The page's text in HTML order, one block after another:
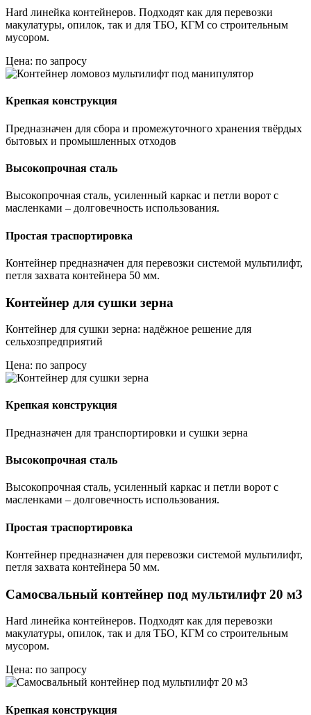
Hard линейка контейнеров. Подходят как для перевозки
макулатуры, опилок, так и для ТБО, КГМ со строительным
мусором.
Цена: по запросу
Крепкая конструкция
Предназначен для сбора и промежуточного хранения твёрдых
бытовых и промышленных отходов
Высокопрочная сталь
Высокопрочная сталь, усиленный каркас и петли ворот с
масленками – долговечность использования.
Простая траспортировка
Контейнер предназначен для перевозки системой мультилифт,
петля захвата контейнера 50 мм.
Контейнер для сушки зерна
Контейнер для сушки зерна: надёжное решение для
сельхозпредприятий
Цена: по запросу
Крепкая конструкция
Предназначен для транспортировки и сушки зерна
Высокопрочная сталь
Высокопрочная сталь, усиленный каркас и петли ворот с
масленками – долговечность использования.
Простая траспортировка
Контейнер предназначен для перевозки системой мультилифт,
петля захвата контейнера 50 мм.
Самосвальный контейнер под мультилифт 20 м3
Hard линейка контейнеров. Подходят как для перевозки
макулатуры, опилок, так и для ТБО, КГМ со строительным
мусором.
Цена: по запросу
Крепкая конструкция